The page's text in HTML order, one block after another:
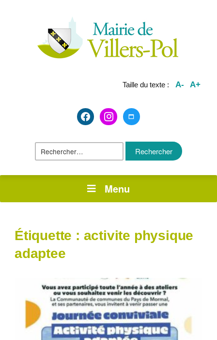
Taille du texte : A- A+
facebook2instagrammaximize
Rechercher :
Menu
Étiquette : activite physique
adaptee